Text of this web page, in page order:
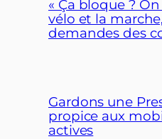
« Ça bloque ?
vélo et la
demandes des
Gardons une
propice aux
actives